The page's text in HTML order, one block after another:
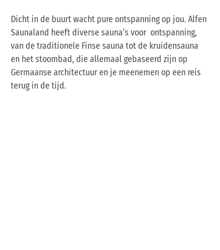
Dicht in de buurt wacht pure ontspanning op jou. Alfen
Saunaland heeft diverse sauna’s voor ontspanning,
van de traditionele Finse sauna tot de kruidensauna
en het stoombad, die allemaal gebaseerd zijn op
Germaanse architectuur en je meenemen op een reis
terug in de tijd.